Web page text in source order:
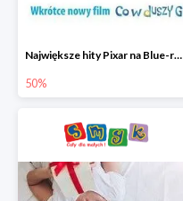
Największe hity Pixar na Blue-rey i DVD w Smyku - drugi film -50%
50%